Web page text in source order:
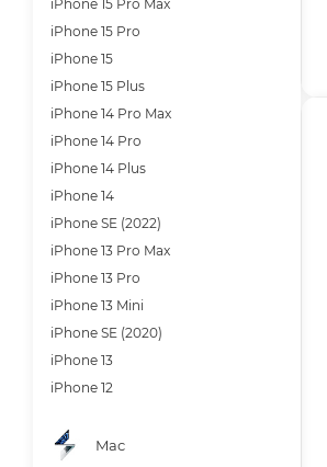
iPhone 15 Pro Max
iPhone 15 Pro
iPhone 15
iPhone 15 Plus
iPhone 14 Pro Max
iPhone 14 Pro
iPhone 14 Plus
iPhone 14
iPhone SE (2022)
iPhone 13 Pro Max
iPhone 13 Pro
iPhone 13 Mini
iPhone SE (2020)
iPhone 13
iPhone 12
Mac